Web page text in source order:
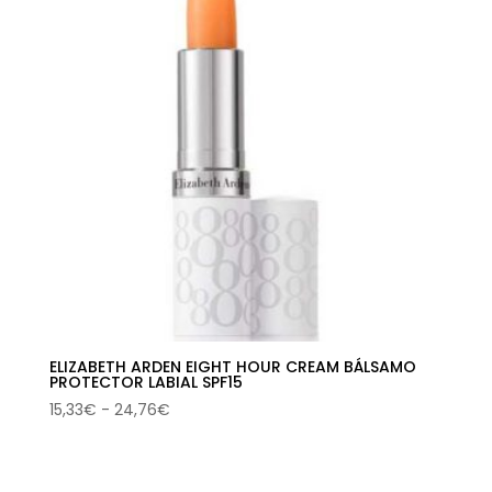
ELIZABETH ARDEN EIGHT HOUR CREAM BÁLSAMO
PROTECTOR LABIAL SPF15
15,33€ - 24,76€Rango